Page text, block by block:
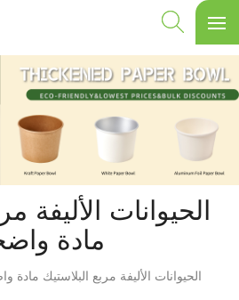
الحيوانات الأليفة
مادة
الحيوانات الأليفة مربع البلاستيك مادة